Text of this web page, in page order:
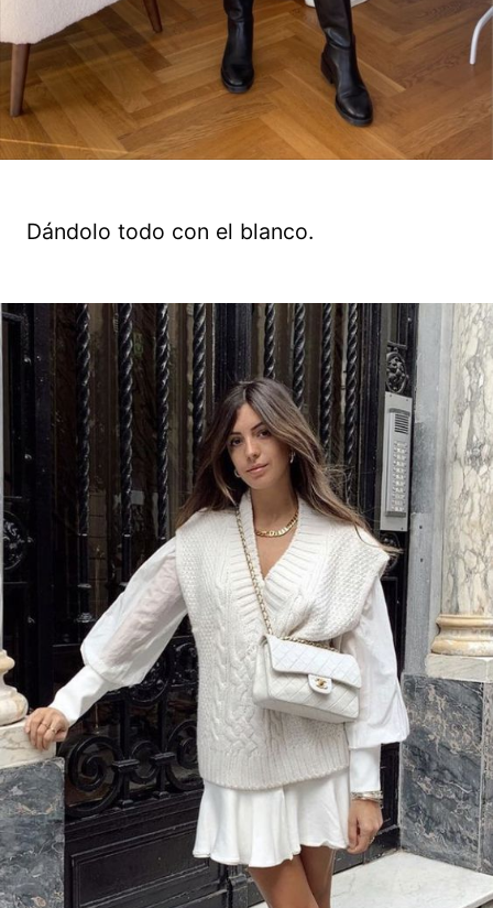
Dándolo todo con el blanco.